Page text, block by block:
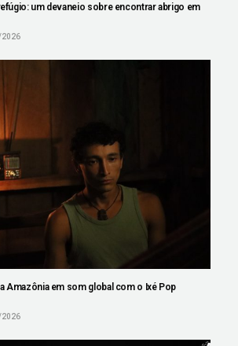
um devaneio sobre encontrar abrigo em
Amazônia em som global com o Ixé Pop